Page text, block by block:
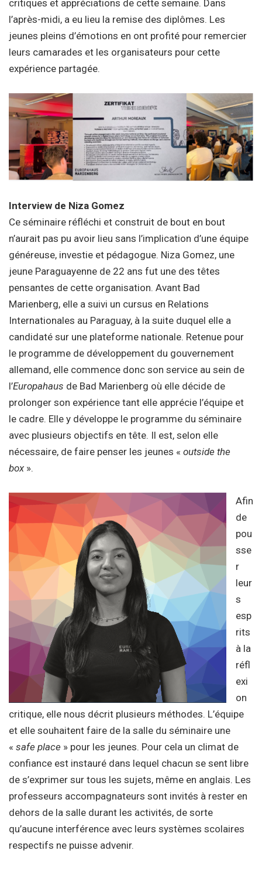
critiques et appréciations de cette semaine. Dans
l’après-midi, a eu lieu la remise des diplômes. Les
jeunes pleins d’émotions en ont profité pour remercier
leurs camarades et les organisateurs pour cette
expérience partagée.
Interview de Niza Gomez
Ce séminaire réfléchi et construit de bout en bout
n’aurait pas pu avoir lieu sans l’implication d’une équipe
généreuse, investie et pédagogue. Niza Gomez, une
jeune Paraguayenne de 22 ans fut une des têtes
pensantes de cette organisation. Avant Bad
Marienberg, elle a suivi un cursus en Relations
Internationales au Paraguay, à la suite duquel elle a
candidaté sur une plateforme nationale. Retenue pour
le programme de développement du gouvernement
allemand, elle commence donc son service au sein de
l’Europahaus de Bad Marienberg où elle décide de
prolonger son expérience tant elle apprécie l’équipe et
le cadre. Elle y développe le programme du séminaire
avec plusieurs objectifs en tête. Il est, selon elle
nécessaire, de faire penser les jeunes « outside the
box ».
Afin
de
pou
sse
r
leur
s
esp
rits
à la
réfl
exi
on
critique, elle nous décrit plusieurs méthodes. L’équipe
et elle souhaitent faire de la salle du séminaire une
« safe place » pour les jeunes. Pour cela un climat de
confiance est instauré dans lequel chacun se sent libre
de s’exprimer sur tous les sujets, même en anglais. Les
professeurs accompagnateurs sont invités à rester en
dehors de la salle durant les activités, de sorte
qu’aucune interférence avec leurs systèmes scolaires
respectifs ne puisse advenir.